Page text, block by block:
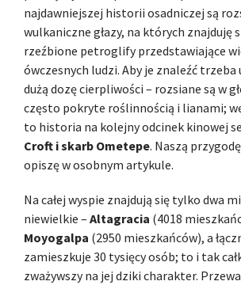
najdawniejszej historii osadniczej są
wulkaniczne głazy, na których znajduję
rzeźbione petroglify przedstawiające
ówczesnych ludzi. Aby je znaleźć trzeba
dużą dozę cierpliwości – rozsiane są w
często pokryte roślinnością i lianami;
to historia na kolejny odcinek kinowej
Croft i skarb Ometepe. Naszą
opiszę w osobnym artykule.
Na całej wyspie znajdują się tylko dwa
niewielkie – Altagracia (4018
Moyogalpa (2950 mieszkańców), a
zamieszkuje 30 tysięcy osób; to i tak
zważywszy na jej dziki charakter.